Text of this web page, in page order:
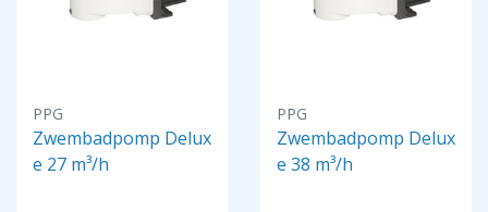
PPG
Zwembadpomp Delux
e 27 m³/h
PPG
Zwembadpomp Delux
e 38 m³/h